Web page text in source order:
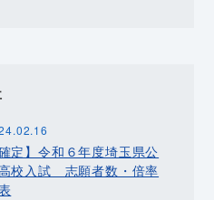
確定】令和６年度埼玉県公
校入試 志願者数・倍率